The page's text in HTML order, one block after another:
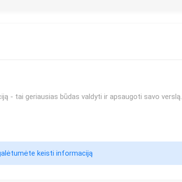
- tai geriausias būdas valdyti ir apsaugoti savo verslą.
galėtumėte keisti informaciją